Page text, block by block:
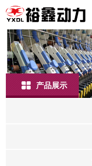
产品展示